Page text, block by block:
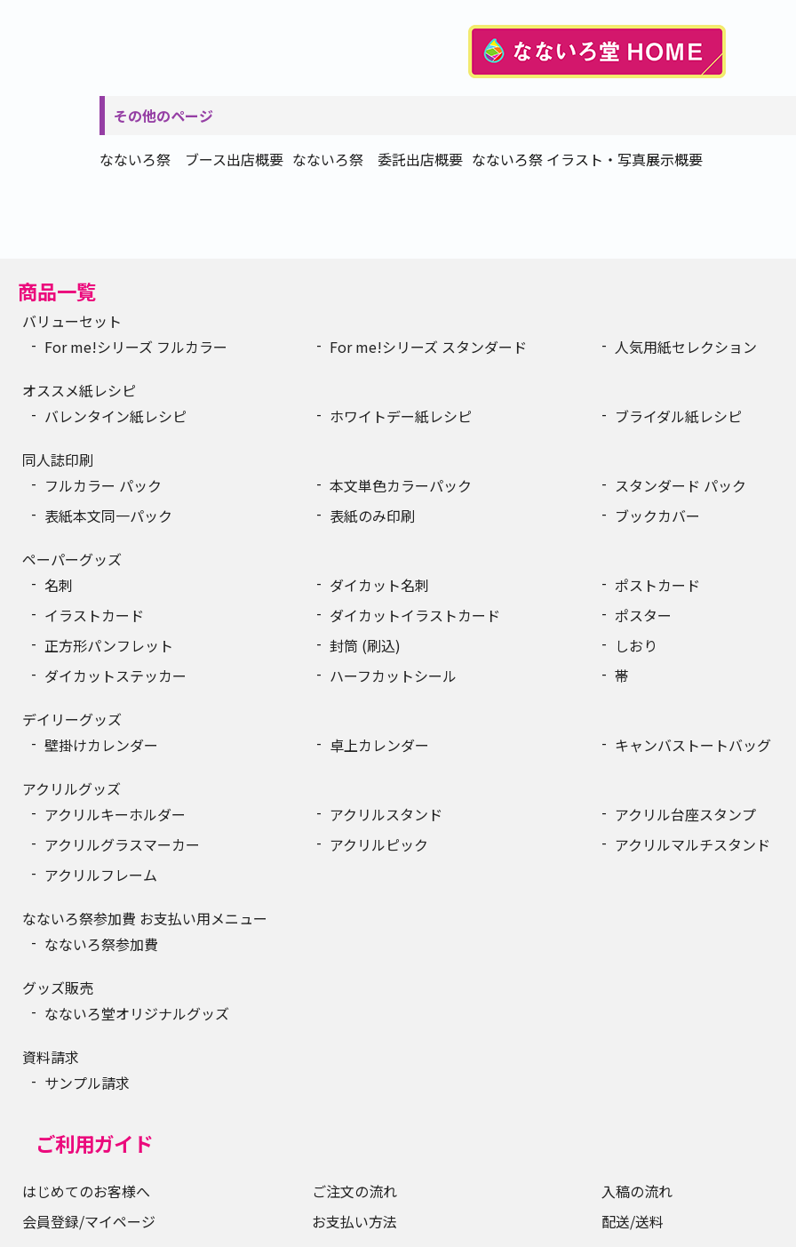
その他のページ
なないろ祭 ブース出店概要 なないろ祭 委託出店概要 なないろ祭 イラスト・写真展示概要
商品一覧
バリューセット
For me!シリーズ フルカラー
For me!シリーズ スタンダード 人気用紙セレクション
オススメ紙レシピ
バレンタイン紙レシピ
ホワイトデー紙レシピ ブライダル紙レシピ
同人誌印刷
フルカラー パック
本文単色カラーパック
スタンダード パック
表紙本文同一パック
表紙のみ印刷 ブックカバー
ペーパーグッズ
名刺
ダイカット名刺
ポストカード
イラストカード
ダイカットイラストカード
ポスター
正方形パンフレット
封筒 (刷込)
しおり
ダイカットステッカー
ハーフカットシール 帯
デイリーグッズ
壁掛けカレンダー
卓上カレンダー キャンバストートバッグ
アクリルグッズ
アクリルキーホルダー
アクリルスタンド
アクリル台座スタンプ
アクリルグラスマーカー
アクリルピック
アクリルマルチスタンド
アクリルフレーム
なないろ祭参加費 お支払い用メニュー
なないろ祭参加費
グッズ販売
なないろ堂オリジナルグッズ
資料請求
サンプル請求
ご利用ガイド
はじめてのお客様へ ご注文の流れ
入稿の流れ
会員登録/マイページ
お支払い方法 配送/送料